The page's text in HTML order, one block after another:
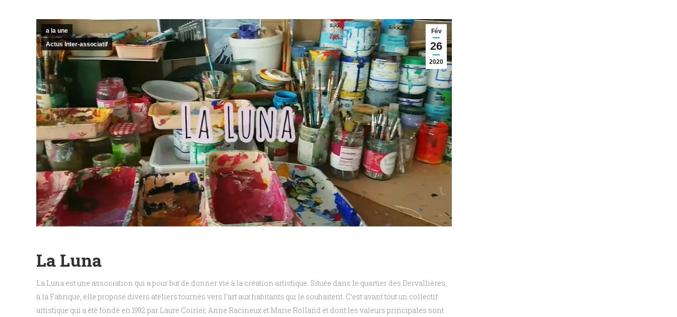
Fév
26
2020
a la une
Actus Inter-associatif
La Luna
La Luna est une association qui a pour but de donner vie à la création artistique. Située dans le quartier des Dervallières,
à la Fabrique, elle propose divers ateliers tournés vers l’art aux habitants qui le souhaitent. C’est avant tout un collectif
artistique qui a été fondé en 1992 par Laure Coirier, Anne Racineux et Marie Rolland et dont les valeurs principales sont